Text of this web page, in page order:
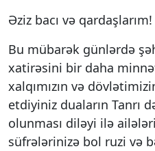
Əziz bacı və qardaşlarım!
Bu mübarək günlərdə
xatirəsini bir daha
xalqımızın və
etdiyiniz duaların Tanrı
olunması diləyi ilə
süfrələrinizə bol ruzi və